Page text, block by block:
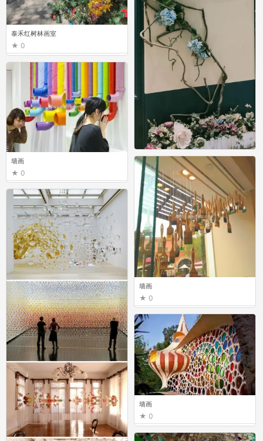
泰禾红树林画室
0
墙画
0
泰禾红树林画室
0
墙画
0
墙画
0